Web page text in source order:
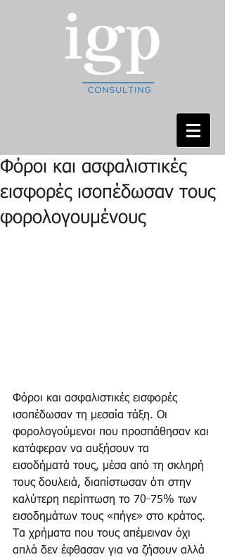
Φόροι και ασφαλιστικές
εισφορές ισοπέδωσαν τους
φορολογουμένους
Φόροι και ασφαλιστικές εισφορές
ισοπέδωσαν τη μεσαία τάξη. Οι
φορολογούμενοι που προσπάθησαν και
κατάφεραν να αυξήσουν τα
εισοδήματά τους, μέσα από τη σκληρή
τους δουλειά, διαπίστωσαν ότι στην
καλύτερη περίπτωση το 70-75% των
εισοδημάτων τους «πήγε» στο κράτος.
Τα χρήματα που τους απέμειναν όχι
απλά δεν έφθασαν για να ζήσουν αλλά